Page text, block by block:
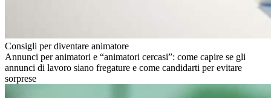
Consigli per diventare animatore
Annunci per animatori e “animatori cercasi”: come capire se gli
annunci di lavoro siano fregature e come candidarti per evitare
sorprese